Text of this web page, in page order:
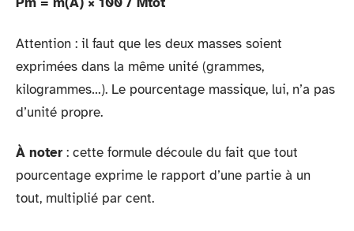
Attention : il faut que les deux masses soient
exprimées dans la même unité (grammes,
kilogrammes…). Le pourcentage massique, lui, n’a pas
d’unité propre.
À noter : cette formule découle du fait que tout
pourcentage exprime le rapport d’une partie à un
tout, multiplié par cent.